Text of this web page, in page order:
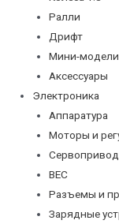
Ралли
Дрифт
Мини-модели
Аксессуары
Электроника
Аппаратура
Моторы и
BEC
Разъемы и
Зарядные